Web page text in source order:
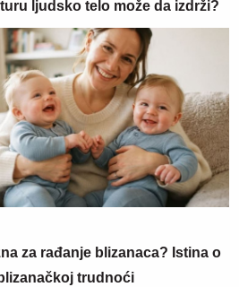
ljudsko telo može da izdrži?
za rađanje blizanaca? Istina o
trudnoći